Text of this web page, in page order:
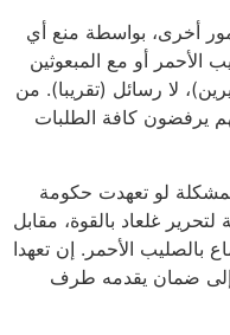
أخرى، بواسطة منع أي
الأحمر أو مع المبعوثين
لا رسائل (تقريبا). من
يرفضون كافة الطلبات
لو تعهدت حكومة
غلعاد بالقوة، مقابل
بالصليب الأحمر. إن تعهدا
إلى ضمان يقدمه طرف